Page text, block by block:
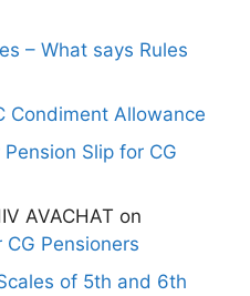
– What says Rules
Condiment Allowance
Slip for CG
AVACHAT on
Pensioners
of 5th and 6th